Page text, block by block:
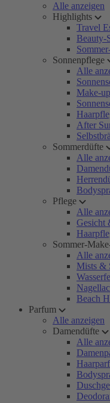
Alle anzeigen
Highlights
Travel
Beauty-
Sonnenpflege
Alle
Make-
After
Sommerdüfte
Alle
Pflege
Alle
Gesicht
Sommer-
Alle
Mists &
Beach
Parfum
Alle anzeigen
Damendüfte
Alle